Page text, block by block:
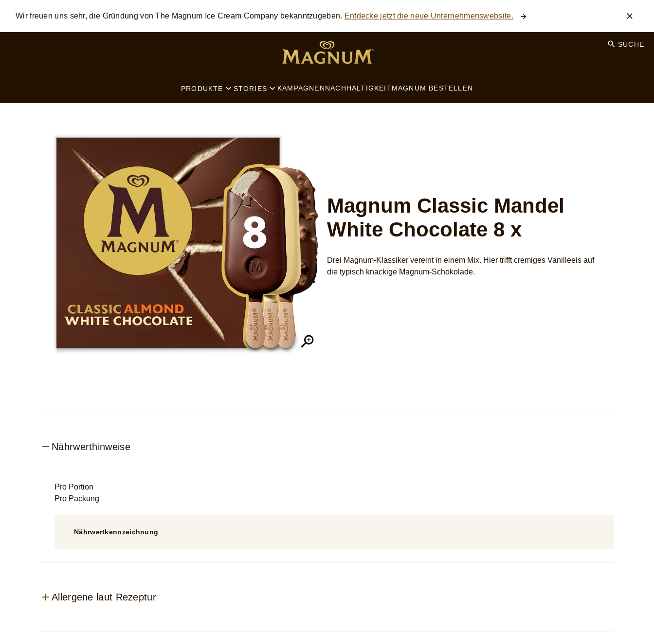
Skip to: MAIN CONTENT FOOTER SEARCH
Wir freuen uns sehr, die Gründung von The Magnum Ice Cream Company bekanntzugeben. Entdecke jetzt die neue Unternehmenswebsite.
PRODUKTE STORIES KAMPAGNENNACHHALTIGKEITMAGNUM BESTELLEN
SUCHE
Magnum Classic Mandel
White Chocolate 8 x
Drei Magnum-Klassiker vereint in einem Mix. Hier trifft cremiges Vanilleeis auf
die typisch knackige Magnum-Schokolade.
Nährwerthinweise
Pro Portion
Pro Packung
Nährwertkennzeichnung
Allergene laut Rezeptur